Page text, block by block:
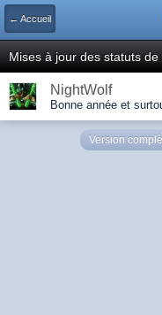
← Accueil
Mises à jour des statuts
NightWolf
Bonne année et
Version